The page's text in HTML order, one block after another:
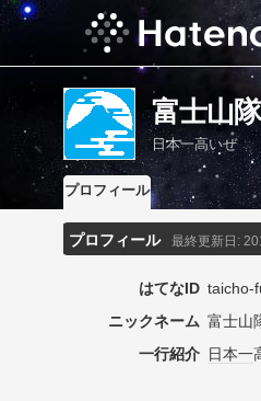
富士山
日本一高いぜ
プロフィール
プロフィール 最終更新日:
はてなID taicho-
ニックネーム 富士山
一行紹介 日本一